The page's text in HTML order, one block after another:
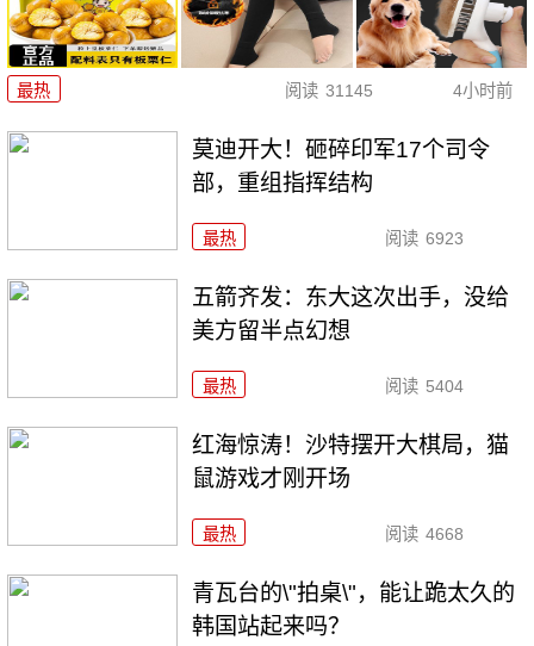
最热 阅读 31145 4小时前
莫迪开大！砸碎印军17个司令
部，重组指挥结构
最热 阅读 6923
五箭齐发：东大这次出手，没给
美方留半点幻想
最热 阅读 5404
红海惊涛！沙特摆开大棋局，猫
鼠游戏才刚开场
最热 阅读 4668
青瓦台的\"拍桌\"，能让跪太久的
韩国站起来吗？